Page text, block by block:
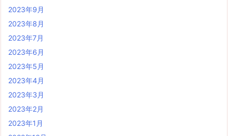
2023年9月
2023年8月
2023年7月
2023年6月
2023年5月
2023年4月
2023年3月
2023年2月
2023年1月